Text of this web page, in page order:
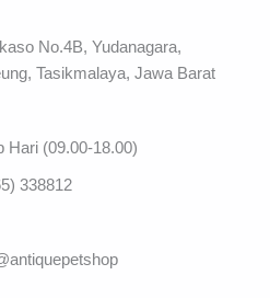
No.4B, Yudanagara,
Tasikmalaya, Jawa Barat
Hari (09.00-18.00)
338812